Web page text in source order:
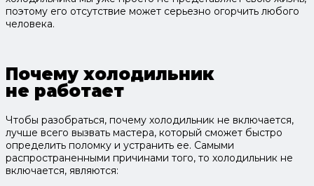
поэтому его отсутствие может серьезно огорчить любого
человека.
Почему холодильник
не работает
Чтобы разобраться, почему холодильник не включается,
лучше всего вызвать мастера, который сможет быстро
определить поломку и устранить ее. Самыми
распространенными причинами того, то холодильник не
включается, являются: